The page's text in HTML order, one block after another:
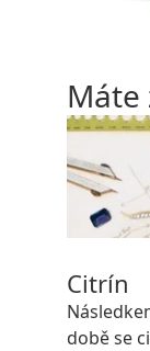
Máte
Citrín
době se